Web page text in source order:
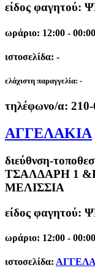
είδος
ωράριο: 12:00 - 00:00
ιστοσελίδα: -
ελάχιστη παραγγελία: -
τηλέφωνο/α:
ΑΓΓΕΛΑΚΙΑ
διεύθνση-
ΤΣΑΛΔΑΡΗ 1
ΜΕΛΙΣΣΙΑ
είδος
ωράριο: 12:00 - 00:00
ιστοσελίδα: